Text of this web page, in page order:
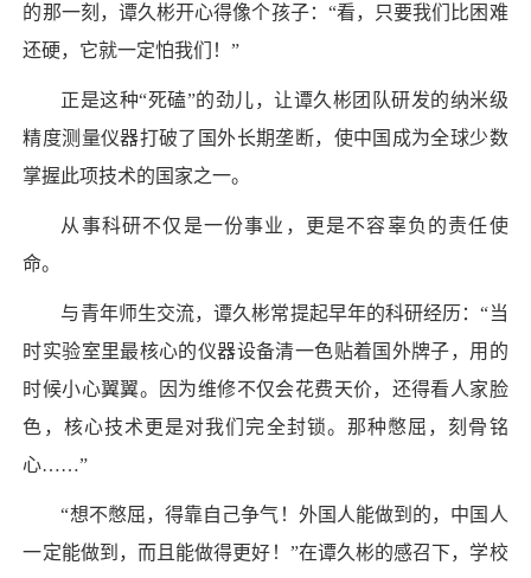
的那一刻，谭久彬开心得像个孩子：“看，只要我们比困难
还硬，它就一定怕我们！”
正是这种“死磕”的劲儿，让谭久彬团队研发的纳米级
精度测量仪器打破了国外长期垄断，使中国成为全球少数
掌握此项技术的国家之一。
从事科研不仅是一份事业，更是不容辜负的责任使
命。
与青年师生交流，谭久彬常提起早年的科研经历：“当
时实验室里最核心的仪器设备清一色贴着国外牌子，用的
时候小心翼翼。因为维修不仅会花费天价，还得看人家脸
色，核心技术更是对我们完全封锁。那种憋屈，刻骨铭
心……”
“想不憋屈，得靠自己争气！外国人能做到的，中国人
一定能做到，而且能做得更好！”在谭久彬的感召下，学校